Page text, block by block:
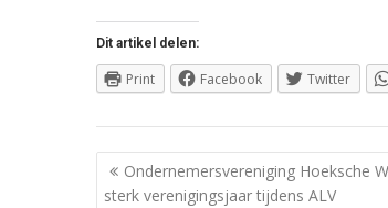
Dit artikel delen:
Print Facebook Twitter
Berichtnavigatie
Ondernemersvereniging Hoeksche
sterk verenigingsjaar tijdens ALV